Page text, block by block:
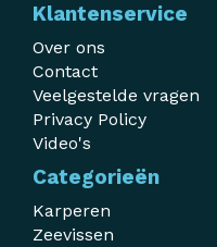
Klantenservice
Over ons
Contact
Veelgestelde vragen
Privacy Policy
Video's
Categorieën
Karperen
Zeevissen